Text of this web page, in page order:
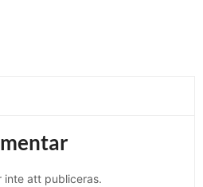
inte att publiceras.